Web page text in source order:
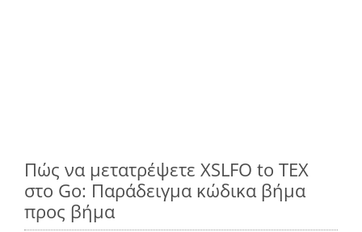
Πώς να μετατρέψετε XSLFO to TEX
στο Go: Παράδειγμα κώδικα βήμα
προς βήμα